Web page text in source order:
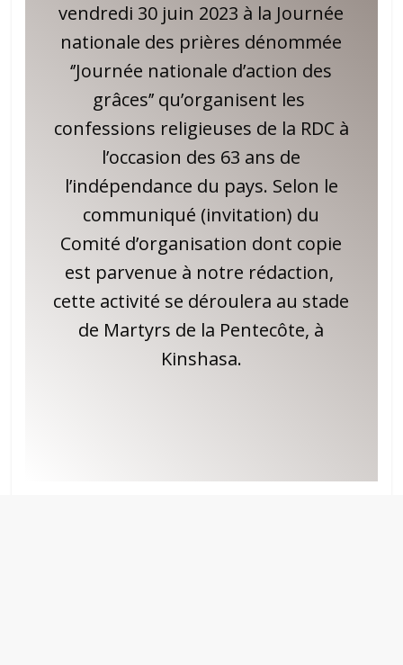
vendredi 30 juin 2023 à la Journée
nationale des prières dénommée
‘’Journée nationale d’action des
grâces’’ qu’organisent les
confessions religieuses de la RDC à
l’occasion des 63 ans de
l’indépendance du pays. Selon le
communiqué (invitation) du
Comité d’organisation dont copie
est parvenue à notre rédaction,
cette activité se déroulera au stade
de Martyrs de la Pentecôte, à
Kinshasa.